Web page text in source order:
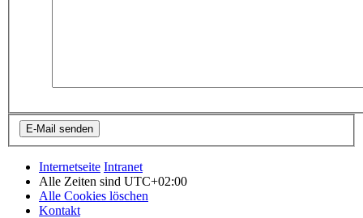
Internetseite Intranet
Alle Zeiten sind UTC+02:00
Alle Cookies löschen
Kontakt